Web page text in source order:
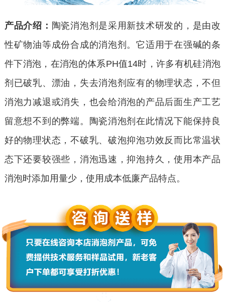
产品介绍： 陶瓷消泡剂是采用新技术研发的，是由改
性矿物油等成份合成的消泡剂。它适用于在强碱的条
件下消泡，在消泡的体系PH值14时，许多有机硅消泡
剂已破乳、漂油，失去消泡剂应有的物理状态，不但
消泡力减退或消失，也会给消泡的产品后面生产工艺
留意想不到的弊端。陶瓷消泡剂在此情况下能保持良
好的物理状态，不破乳、破泡抑泡功效反而比常温状
态下还要较强些，消泡迅速，抑泡持久，使用本产品
消泡时添加用量少，使用成本低廉产品特点。